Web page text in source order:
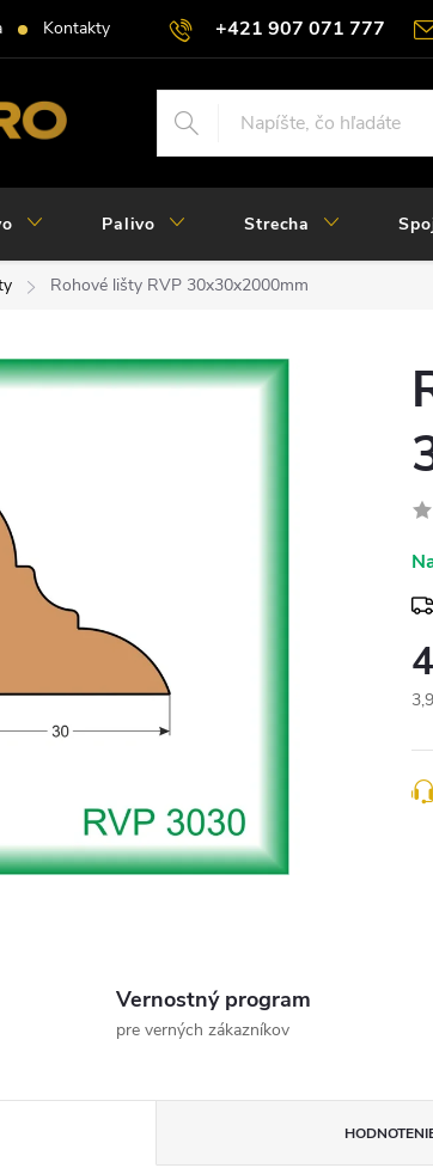
+421 907 071 777
Kontakty
Palivo Strecha
Rohové lišty RVP 30x30x2000mm
Vernostný program
pre verných zákazníkov